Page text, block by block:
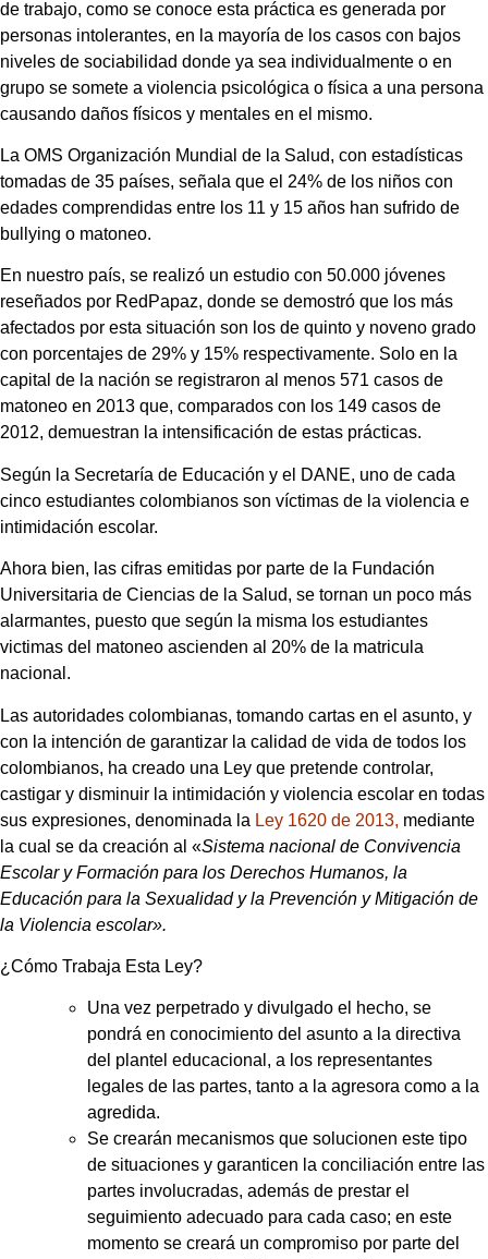
de trabajo, como se conoce esta práctica es generada por
personas intolerantes, en la mayoría de los casos con bajos
niveles de sociabilidad donde ya sea individualmente o en
grupo se somete a violencia psicológica o física a una persona
causando daños físicos y mentales en el mismo.
La OMS Organización Mundial de la Salud, con estadísticas
tomadas de 35 países, señala que el 24% de los niños con
edades comprendidas entre los 11 y 15 años han sufrido de
bullying o matoneo.
En nuestro país, se realizó un estudio con 50.000 jóvenes
reseñados por RedPapaz, donde se demostró que los más
afectados por esta situación son los de quinto y noveno grado
con porcentajes de 29% y 15% respectivamente. Solo en la
capital de la nación se registraron al menos 571 casos de
matoneo en 2013 que, comparados con los 149 casos de
2012, demuestran la intensificación de estas prácticas.
Según la Secretaría de Educación y el DANE, uno de cada
cinco estudiantes colombianos son víctimas de la violencia e
intimidación escolar.
Ahora bien, las cifras emitidas por parte de la Fundación
Universitaria de Ciencias de la Salud, se tornan un poco más
alarmantes, puesto que según la misma los estudiantes
victimas del matoneo ascienden al 20% de la matricula
nacional.
Las autoridades colombianas, tomando cartas en el asunto, y
con la intención de garantizar la calidad de vida de todos los
colombianos, ha creado una Ley que pretende controlar,
castigar y disminuir la intimidación y violencia escolar en todas
sus expresiones, denominada la Ley 1620 de 2013, mediante
la cual se da creación al «Sistema nacional de Convivencia
Escolar y Formación para los Derechos Humanos, la
Educación para la Sexualidad y la Prevención y Mitigación de
la Violencia escolar».
¿Cómo Trabaja Esta Ley?
Una vez perpetrado y divulgado el hecho, se
pondrá en conocimiento del asunto a la directiva
del plantel educacional, a los representantes
legales de las partes, tanto a la agresora como a la
agredida.
Se crearán mecanismos que solucionen este tipo
de situaciones y garanticen la conciliación entre las
partes involucradas, además de prestar el
seguimiento adecuado para cada caso; en este
momento se creará un compromiso por parte del